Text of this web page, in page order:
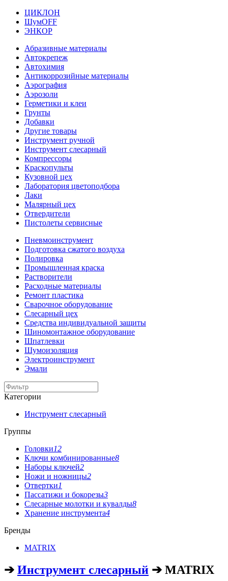
ЦИКЛОН
ШумOFF
ЭНКОР
Абразивные материалы
Автокрепеж
Автохимия
Антикоррозийные материалы
Аэрография
Аэрозоли
Герметики и клеи
Грунты
Добавки
Другие товары
Инструмент ручной
Инструмент слесарный
Компрессоры
Краскопульты
Кузовной цех
Лаборатория цветоподбора
Лаки
Малярный цех
Отвердители
Пистолеты сервисные
Пневмоинструмент
Подготовка сжатого воздуха
Полировка
Промышленная краска
Растворители
Расходные материалы
Ремонт пластика
Сварочное оборудование
Слесарный цех
Средства индивидуальной защиты
Шиномонтажное оборудование
Шпатлевки
Шумоизоляция
Электроинструмент
Эмали
Категории
Инструмент слесарный
Группы
Головки12
Ключи комбинированные8
Наборы ключей2
Ножи и ножницы2
Отвертки1
Пассатижи и бокорезы3
Слесарные молотки и кувалды8
Хранение инструмента4
Бренды
MATRIX
➔ Инструмент слесарный ➔ MATRIX